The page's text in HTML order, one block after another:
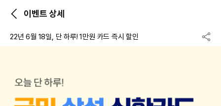
이벤트 상세
22년 6월 18일, 단 하루! 1만원 카드 즉시 할인